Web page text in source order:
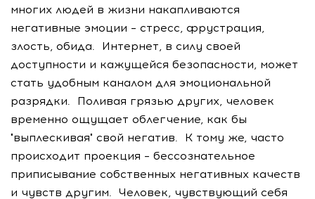
многих людей в жизни накапливаются
негативные эмоции – стресс, фрустрация,
злость, обида. Интернет, в силу своей
доступности и кажущейся безопасности, может
стать удобным каналом для эмоциональной
разрядки. Поливая грязью других, человек
временно ощущает облегчение, как бы
"выплескивая" свой негатив. К тому же, часто
происходит проекция – бессознательное
приписывание собственных негативных качеств
и чувств другим. Человек, чувствующий себя